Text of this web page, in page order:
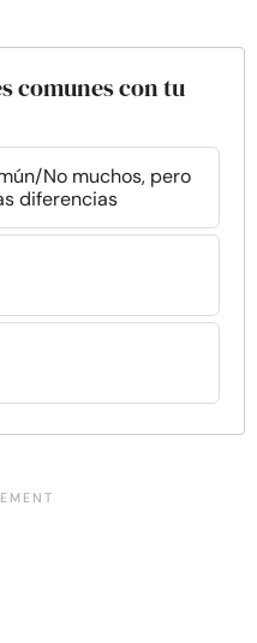
comunes con tu
No muchos, pero
diferencias